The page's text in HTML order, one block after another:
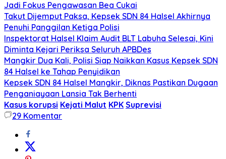
Jadi Fokus Pengawasan Bea Cukai
Takut Dijemput Paksa, Kepsek SDN 84 Halsel Akhirnya
Penuhi Panggilan Ketiga Polisi
Inspektorat Halsel Klaim Audit BLT Labuha Selesai, Kini
Diminta Kejari Periksa Seluruh APBDes
Mangkir Dua Kali, Polisi Siap Naikkan Kasus Kepsek SDN
84 Halsel ke Tahap Penyidikan
Kepsek SDN 84 Halsel Mangkir, Diknas Pastikan Dugaan
Penganiayaan Lansia Tak Berhenti
Kasus korupsi Kejati Malut KPK Suprevisi
29 Komentar